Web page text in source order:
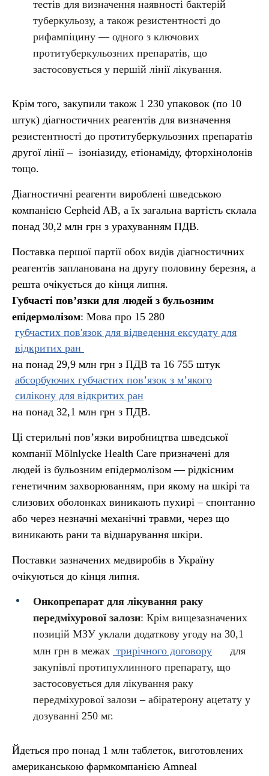
тестів для визначення наявності бактерій
туберкульозу, а також резистентності до
рифампіцину — одного з ключових
протитуберкульозних препаратів, що
застосовується у першій лінії лікування.
Крім того, закупили також 1 230 упаковок (по 10
штук) діагностичних реагентів для визначення
резистентності до протитуберкульозних препаратів
другої лінії – ізоніазиду, етіонаміду, фторхінолонів
тощо.
Діагностичні реагенти вироблені шведською
компанією Cepheid AB, а їх загальна вартість склала
понад 30,2 млн грн з урахуванням ПДВ.
Поставка першої партії обох видів діагностичних
реагентів запланована на другу половину березня, а
решта очікується до кінця липня.
Губчасті пов’язки для людей з бульозним
епідермолізом: Мова про 15 280
губчастих пов'язок для відведення ексудату для
відкритих ран
на понад 29,9 млн грн з ПДВ та 16 755 штук
абсорбуючих губчастих пов’язок з м’якого
силікону для відкритих ран
на понад 32,1 млн грн з ПДВ.
Ці стерильні пов’язки виробництва шведської
компанії Mölnlycke Health Care призначені для
людей із бульозним епідермолізом — рідкісним
генетичним захворюванням, при якому на шкірі та
слизових оболонках виникають пухирі – спонтанно
або через незначні механічні травми, через що
виникають рани та відшарування шкіри.
Поставки зазначених медвиробів в Україну
очікуються до кінця липня.
Онкопрепарат для лікування раку
передміхурової залози: Крім вищезазначених
позицій МЗУ уклали додаткову угоду на 30,1
млн грн в межах трирічного договору
для
закупівлі протипухлинного препарату, що
застосовується для лікування раку
передміхурової залози – абіратерону ацетату у
дозуванні 250 мг.
Йдеться про понад 1 млн таблеток, виготовлених
американською фармкомпанією Amneal